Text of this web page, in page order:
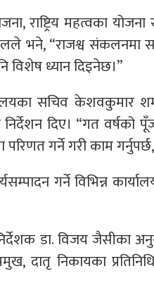
राष्ट्रिय महत्वका
भने, “राजश्व
विशेष ध्यान दिइनेछ।”
सचिव केशवकुमार
निर्देशन दिए। “गत
गर्ने गरी काम
गर्ने विभिन्न
डा. विजय जैसीका
दातृ निकायका